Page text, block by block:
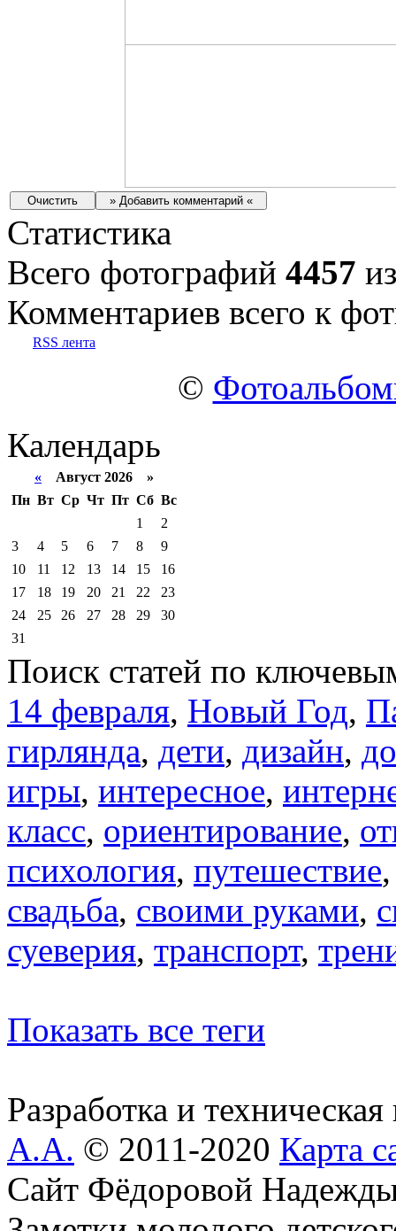
Статистика
Всего фотографий 4457
Комментариев всего к
RSS лента
©
Календарь
« Август 2026 »
Пн Вт Ср Чт Пт Сб Вс
1
2
3
4 5 6 7 8
9
10
11 12 13 14 15
16
17
18 19 20 21 22
23
24
25 26 27 28 29
30
31
Поиск статей по
14 февраля, Новый Год,
гирлянда, дети, дизайн,
игры, интересное,
класс, ориентирование,
психология, путешествие
свадьба, своими руками,
суеверия, транспорт,
Показать все теги
Разработка и
А.А. © 2011-2020 Карта
Сайт Фёдоровой